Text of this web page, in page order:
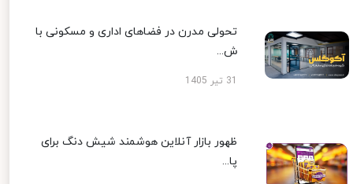
تحولی مدرن در فضاهای اداری و مسکونی با
ش...
ظهور بازار آنلاین هوشمند شیش دنگ برای
پا...